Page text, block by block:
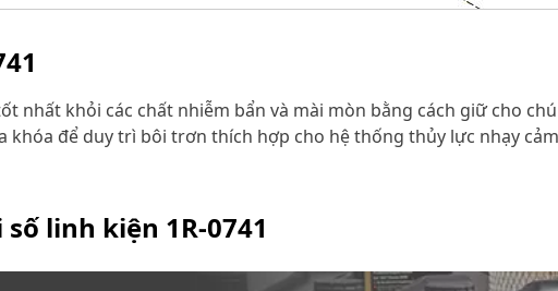
nhất khỏi các chất nhiễm bẩn và mài mòn bằng cách giữ cho
khóa để duy trì bôi trơn thích hợp cho hệ thống thủy lực nhạy
linh kiện 1R-0741